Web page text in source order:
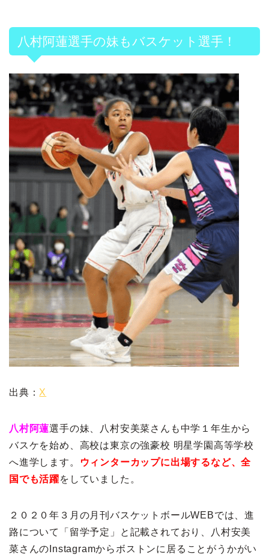
八村阿蓮選手の妹もバスケット選手！
出典： X
八村阿蓮選手の妹、八村安美菜さんも中学１年生から
バスケを始め、高校は東京の強豪校 明星学園高等学校
へ進学します。
ウィンターカップに出場するなど、全
国でも活躍をしていました。
２０２０年３月の月刊バスケットボールWEBでは、進
路について「留学予定」と記載されており、八村安美
菜さんのInstagramからボストンに居ることがうかがい